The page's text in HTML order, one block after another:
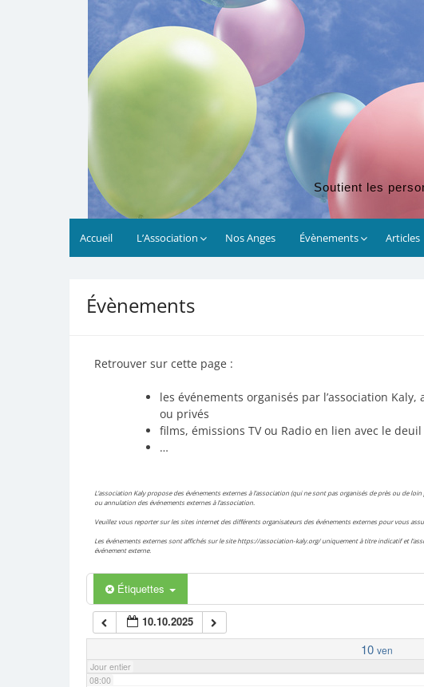
Soutient les
Accueil L’Association Nos Anges Évènements Articles
Évènements
Retrouver sur cette page :
les événements organisés par l’association
ou privés
films, émissions TV ou Radio en lien avec le
…
L’association Kaly propose des événements externes à l’association (qui ne sont pas organisés de près ou de
ou annulation des événements externes à l’association.
Veuillez vous reporter sur les sites internet des différents organisateurs des événements externes pour vous
Les événements externes sont affichés sur le site https://association-kaly.org/ uniquement à titre indicatif et
événement externe.
Étiquettes
10.10.2025
10 ven
Jour entier
00:00
04:00
05:00
06:00
07:00
08:00